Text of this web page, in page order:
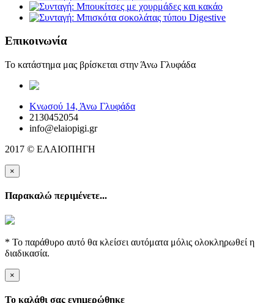
Επικοινωνία
Το κατάστημα μας βρίσκεται στην Άνω Γλυφάδα
Κνωσού 14, Άνω Γλυφάδα
2130452054
info@elaiopigi.gr
2017 © ΕΛΑΙΟΠΗΓΗ
×
Παρακαλώ περιμένετε...
* Το παράθυρο αυτό θα κλείσει αυτόματα μόλις ολοκληρωθεί η
διαδικασία.
×
Το καλάθι σας ενημερώθηκε